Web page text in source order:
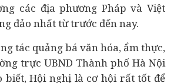
các địa phương Pháp và Việt
đảo nhất từ trước đến nay.
tác quảng bá văn hóa, ẩm thực,
trực UBND Thành phố Hà Nội
biết, Hội nghị là cơ hội rất tốt để